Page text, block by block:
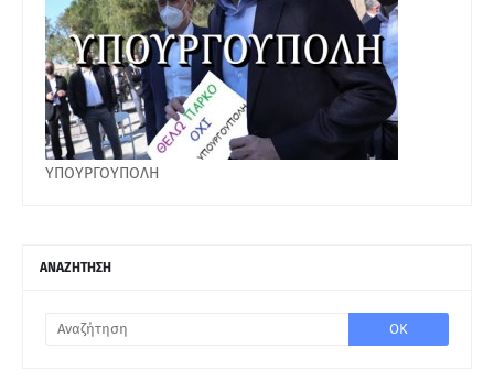
ΥΠΟΥΡΓΟΥΠΟΛΗ
ΑΝΑΖΗΤΗΣΗ